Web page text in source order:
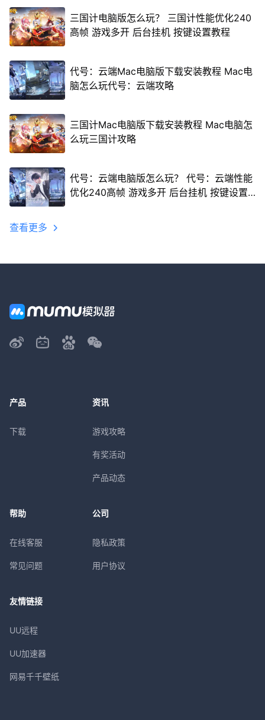
三国计电脑版怎么玩？ 三国计性能优化240
高帧 游戏多开 后台挂机 按键设置教程
代号：云端Mac电脑版下载安装教程 Mac电
脑怎么玩代号：云端攻略
三国计Mac电脑版下载安装教程 Mac电脑怎
么玩三国计攻略
代号：云端电脑版怎么玩？ 代号：云端性能
优化240高帧 游戏多开 后台挂机 按键设置
查看更多
产品
下载
资讯
游戏攻略
有奖活动
产品动态
帮助
在线客服
常见问题
公司
隐私政策
用户协议
友情链接
UU远程
UU加速器
网易千千壁纸